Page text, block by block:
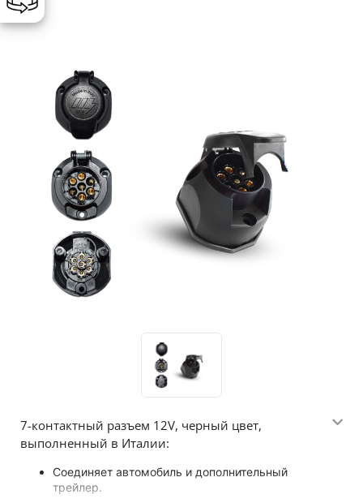
7-контактный разъем 12V, черный цвет,
выполненный в Италии:
Соединяет автомобиль и дополнительный
трейлер.